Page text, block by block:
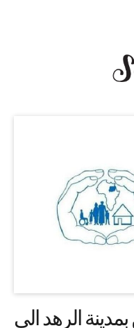
الرهد الي